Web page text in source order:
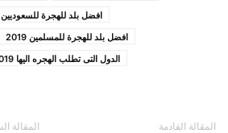
افضل بلد للهجرة للسعوديين
افضل بلد للهجرة للمسلمين 2019
الدول التى تطلب الهجره اليها 2019
المقالة المقالة القادمة